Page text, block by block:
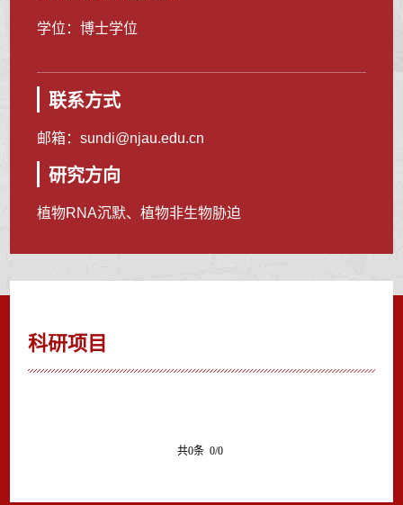
学位：博士学位
联系方式
邮箱：sundi@njau.edu.cn
研究方向
植物RNA沉默、植物非生物胁迫
科研项目
共0条 0/0